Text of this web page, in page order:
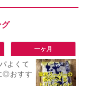
一ヶ月
よくて
◎おすす